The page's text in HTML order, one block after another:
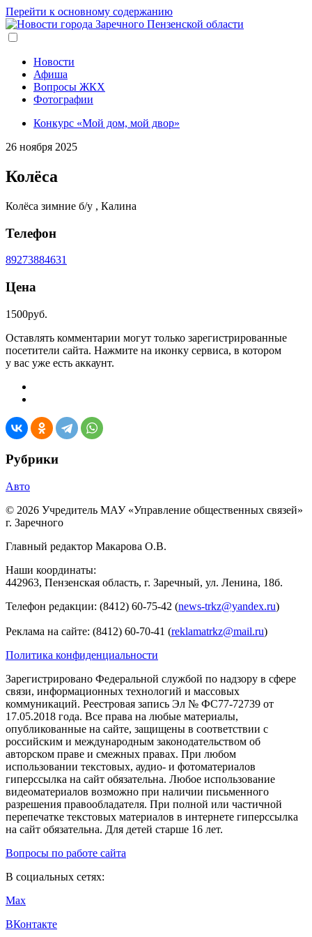
Перейти к основному содержанию
Новости
Афиша
Вопросы ЖКХ
Фотографии
Конкурс «Мой дом, мой двор»
26 ноября 2025
Колёса
Колёса зимние б/у , Калина
Телефон
89273884631
Цена
1500руб.
Оставлять комментарии могут только зарегистрированные
посетители сайта. Нажмите на иконку сервиса, в котором
у вас уже есть аккаунт.
Рубрики
Авто
© 2026 Учредитель МАУ «Управление общественных связей»
г. Заречного
Главный редактор Макарова О.В.
Наши координаты:
442963, Пензенская область, г. Заречный, ул. Ленина, 18б.
Телефон редакции: (8412) 60-75-42 (news-trkz@yandex.ru)
Реклама на сайте: (8412) 60-70-41 (reklamatrkz@mail.ru)
Политика конфиденциальности
Зарегистрировано Федеральной службой по надзору в сфере
связи, информационных технологий и массовых
коммуникаций. Реестровая запись Эл № ФС77-72739 от
17.05.2018 года. Все права на любые материалы,
опубликованные на сайте, защищены в соответствии с
российским и международным законодательством об
авторском праве и смежных правах. При любом
использовании текстовых, аудио- и фотоматериалов
гиперссылка на сайт обязательна. Любое использование
видеоматериалов возможно при наличии письменного
разрешения правообладателя. При полной или частичной
перепечатке текстовых материалов в интернете гиперссылка
на сайт обязательна. Для детей старше 16 лет.
Вопросы по работе сайта
В социальных сетях:
Max
ВКонтакте